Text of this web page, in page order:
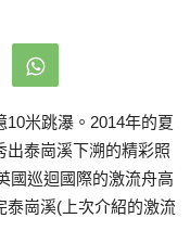
米跳瀑。2014年的夏
出泰崗溪下溯的精彩照
國巡迴國際的激流舟高
泰崗溪(上次介紹的激流